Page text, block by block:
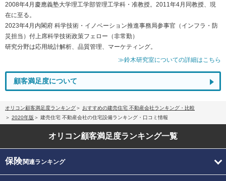
2008年4月慶應義塾大学理工学部管理工学科・准教授。2011年4月同教授、現
在に至る。
2023年4月内閣府 科学技術・イノベーション推進事務局参事官（インフラ・防
災担当）付上席科学技術政策フェロー（非常勤）
研究分野は応用統計解析、品質管理、マーケティング。
≫鈴木研究室についての詳細はこちら
顧客満足度について
オリコン顧客満足度ランキング
おすすめの建売住宅 不動産会社ランキング・比較
2020年版
建売住宅 不動産会社の住宅設備ランキング・口コミ情報
オリコン顧客満足度ランキング一覧
保険関連ランキング